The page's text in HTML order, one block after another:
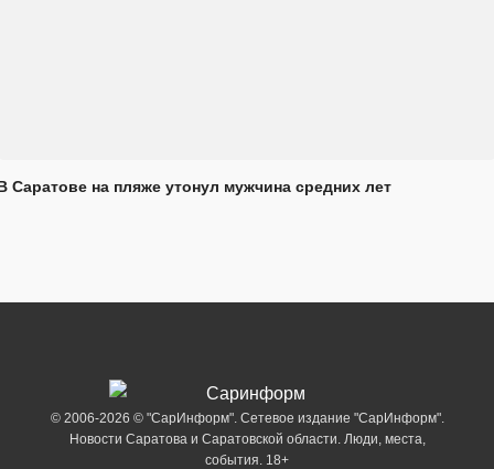
Саратове на пляже утонул мужчина средних лет
© 2006-2026 © "СарИнформ". Сетевое издание "СарИнформ".
Новости Саратова и Саратовской области. Люди, места,
события. 18+